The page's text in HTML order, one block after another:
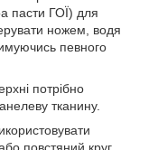
пасти ГОЇ) для
ножем, водя
певного
потрібно
тканину.
повстяний круг.